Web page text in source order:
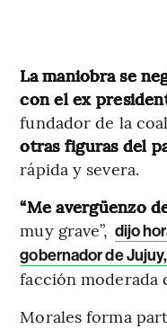
La maniobra se
con el ex
fundador de la
otras figuras del
rápida y severa.
“Me avergüenzo
muy grave”, dijo
gobernador de Jujuy,
facción moderada
Morales forma